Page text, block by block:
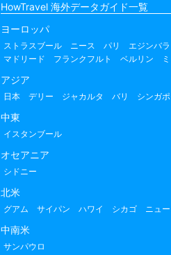
HowTravel 海外データガイド一覧
ヨーロッパ
ストラスブール ニース パリ エジンバラ
マドリード
フランクフルト ベルリン
アジア
日本 デリー ジャカルタ バリ シンガ
中東
イスタンブール
オセアニア
シドニー
北米
グアム サイパン ハワイ シカゴ ニュ
中南米
サンパウロ